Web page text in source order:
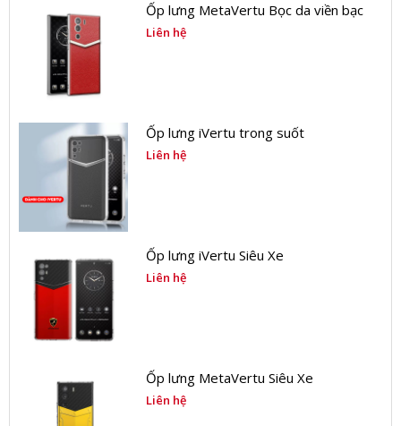
Ốp lưng MetaVertu Bọc da viền bạc
Liên hệ
Ốp lưng iVertu trong suốt
Liên hệ
Ốp lưng iVertu Siêu Xe
Liên hệ
Ốp lưng MetaVertu Siêu Xe
Liên hệ